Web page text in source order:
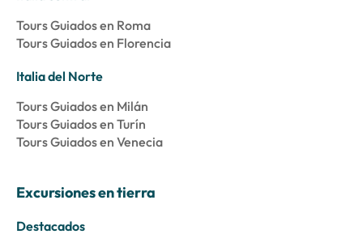
Tours Guiados en Roma
Tours Guiados en Florencia
Italia del Norte
Tours Guiados en Milán
Tours Guiados en Turín
Tours Guiados en Venecia
Excursiones en tierra
Destacados